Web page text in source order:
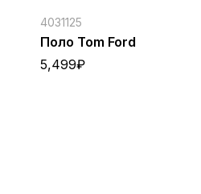
4031125
Поло Tom Ford
5,499₽